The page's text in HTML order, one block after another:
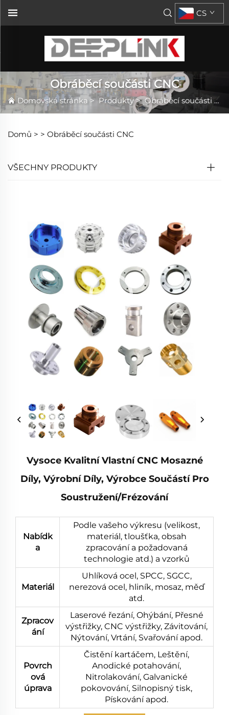
CS
Obráběcí součásti CNC
Domovská stránka>Produkty>Obráběcí součásti CNC
Domů > > Obráběcí součásti CNC
VŠECHNY PRODUKTY
Vysoce Kvalitní Vlastní CNC Mosazné
Díly, Výrobní Díly, Výrobce Součástí Pro
Soustružení/frézování
Nabídk
a
Podle vašeho výkresu (velikost,
materiál, tloušťka, obsah
zpracování a požadovaná
technologie atd.) a vzorků
Materiál
Uhlíková ocel, SPCC, SGCC,
nerezová ocel, hliník, mosaz, měď
atd.
Zpracov
ání
Laserové řezání, Ohýbání, Přesné
výstřižky, CNC výstřižky, Závitování,
Nýtování, Vrtání, Svařování apod.
Povrch
ová
úprava
Čistění kartáčem, Leštění,
Anodické potahování,
Nitrolakování, Galvanické
pokovování, Silnopisný tisk,
Pískování apod.